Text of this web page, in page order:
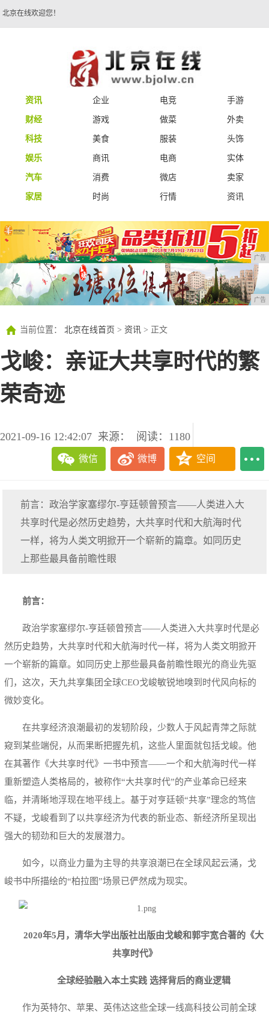
北京在线欢迎您！
资讯 企业 电竞
手游
财经
游戏 做菜
外卖
科技
美食 服装
头饰
娱乐
商讯 电商
实体
汽车
消费 微店
卖家
家居
时尚 行情 资讯
广告
广告
当前位置： 北京在线首页 > 资讯 > 正文
戈峻：亲证大共享时代的繁
荣奇迹
2021-09-16 12:42:07 来源： 阅读：1180
微信 微博 空间
前言：政治学家塞缪尔-亨廷顿曾预言——人类进入大
共享时代是必然历史趋势，大共享时代和大航海时代
一样，将为人类文明掀开一个崭新的篇章。如同历史
上那些最具备前瞻性眼
前言：
政治学家塞缪尔-亨廷顿曾预言——人类进入大共享时代是必
然历史趋势，大共享时代和大航海时代一样，将为人类文明掀开
一个崭新的篇章。如同历史上那些最具备前瞻性眼光的商业先驱
们，这次，天九共享集团全球CEO戈峻敏锐地嗅到时代风向标的
微妙变化。
在共享经济浪潮最初的发轫阶段，少数人于风起青萍之际就
窥到某些端倪，从而果断把握先机，这些人里面就包括戈峻。他
在其著作《大共享时代》一书中预言——一个和大航海时代一样
重新塑造人类格局的，被称作“大共享时代”的产业革命已经来
临，并清晰地浮现在地平线上。基于对亨廷顿“共享”理念的笃信
不疑，戈峻看到了以共享经济为代表的新业态、新经济所呈现出
强大的韧劲和巨大的发展潜力。
如今，以商业力量为主导的共享浪潮已在全球风起云涌，戈
峻书中所描绘的“柏拉图”场景已俨然成为现实。
2020年5月，清华大学出版社出版由戈峻和郭宇宽合著的《大
共享时代》
全球经验融入本土实践 选择背后的商业逻辑
作为英特尔、苹果、英伟达这些全球一线高科技公司前全球